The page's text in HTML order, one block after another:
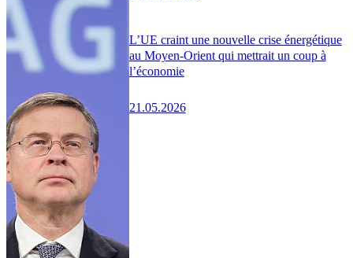
L’UE craint une nouvelle crise énergétique
au Moyen-Orient qui mettrait un coup à
l’économie
21.05.2026